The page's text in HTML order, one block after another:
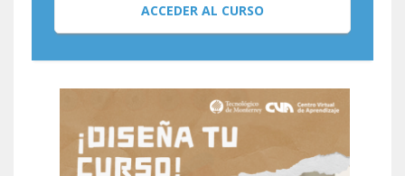
ACCEDER AL CURSO